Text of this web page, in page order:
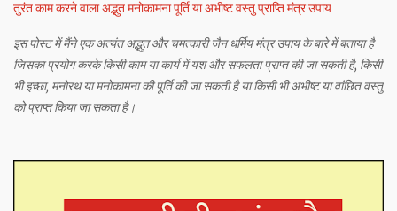
तुरंत काम करने वाला अद्भुत मनोकामना पूर्ति या अभीष्ट वस्तु प्राप्ति मंत्र उपाय
इस पोस्ट में मैंने एक अत्यंत अद्भुत और चमत्कारी जैन धर्मिय मंत्र उपाय के बारे में बताया है
जिसका प्रयोग करके किसी काम या कार्य में यश और सफलता प्राप्त की जा सकती है, किसी
भी इच्छा, मनोरथ या मनोकामना की पूर्ति की जा सकती है या किसी भी अभीष्ट या वांछित वस्तु
को प्राप्त किया जा सकता है।